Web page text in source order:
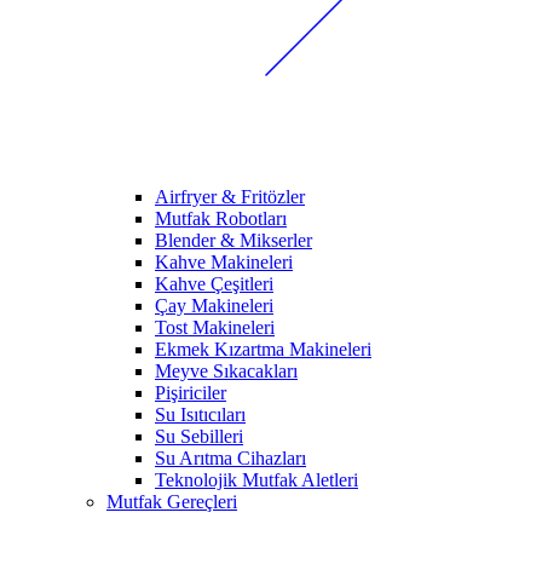
Airfryer & Fritözler
Mutfak Robotları
Blender & Mikserler
Kahve Makineleri
Kahve Çeşitleri
Çay Makineleri
Tost Makineleri
Ekmek Kızartma Makineleri
Meyve Sıkacakları
Pişiriciler
Su Isıtıcıları
Su Sebilleri
Su Arıtma Cihazları
Teknolojik Mutfak Aletleri
Mutfak Gereçleri